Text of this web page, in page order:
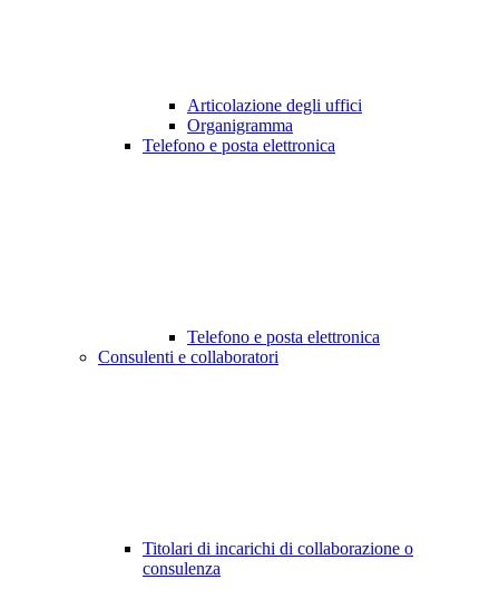
Articolazione degli uffici
Organigramma
Telefono e posta elettronica
Telefono e posta elettronica
Consulenti e collaboratori
Titolari di incarichi di collaborazione o
consulenza